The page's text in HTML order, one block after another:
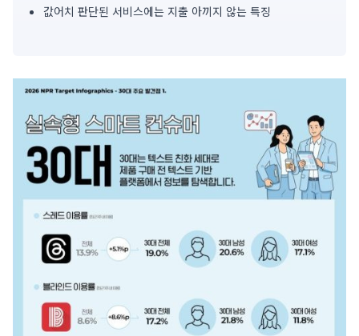
값어치 판단된 서비스에는 지출 아끼지 않는 특징